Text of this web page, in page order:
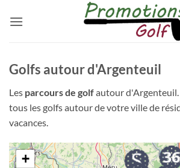
Golfs autour d'Argenteuil
Les parcours de golfautour
tous les golfs autour de votre ville de
vacances.
+